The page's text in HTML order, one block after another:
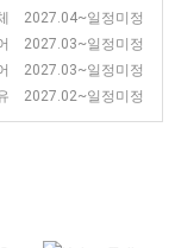
2027.04~일정미정
2027.03~일정미정
2027.03~일정미정
2027.02~일정미정